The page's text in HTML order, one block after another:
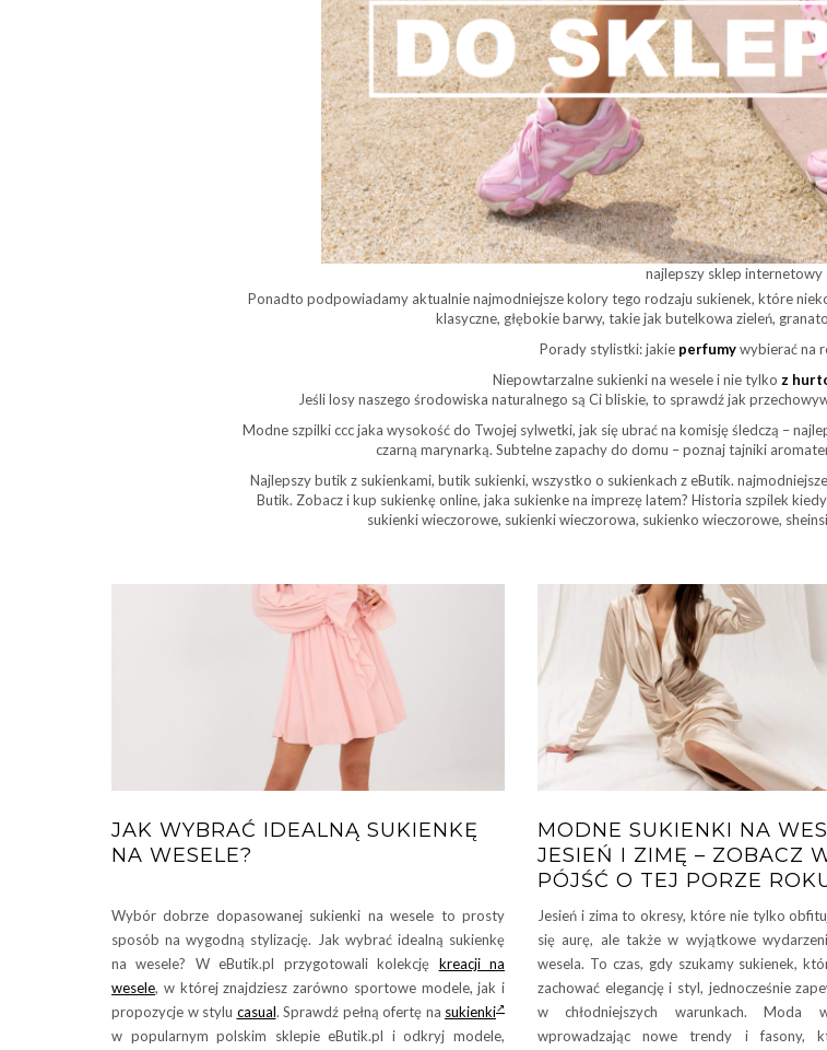
najlepszy sklep internetowy
Ponadto podpowiadamy aktualnie najmodniejsze kolory tego rodzaju sukienek, które
klasyczne, głębokie barwy, takie jak butelkowa zieleń,
Porady stylistki: jakie perfumywybierać na
Niepowtarzalne sukienki na wesele i nie tylko z
Jeśli losy naszego środowiska naturalnego są Ci bliskie, to sprawdź jak
Modne szpilki ccc jaka wysokość do Twojej sylwetki, jak się ubrać na komisję śledczą –
czarną marynarką. Subtelne zapachy do domu – poznaj tajniki
Najlepszy butik z sukienkami, butik sukienki, wszystko o sukienkach z eButik.
Butik. Zobacz i kup sukienkę online, jaka sukienke na imprezę latem? Historia szpilek
sukienki wieczorowe, sukienki wieczorowa, sukienko wieczorowe,
JAK WYBRAĆ IDEALNĄ SUKIENKĘ
NA WESELE?
Wybór dobrze dopasowanej sukienki na wesele to prosty
sposób na wygodną stylizację. Jak wybrać idealną sukienkę
na wesele? W eButik.pl przygotowali kolekcję kreacji na
wesele, w której znajdziesz zarówno sportowe modele, jak i
propozycje w stylu casual. Sprawdź pełną ofertę na sukienki
w popularnym polskim sklepie eButik.pl i odkryj modele,
MODNE SUKIENKI NA
JESIEŃ I ZIMĘ – ZOBACZ
PÓJŚĆ O TEJ PORZE
Jesień i zima to okresy, które nie tylko
się aurę, ale także w wyjątkowe
wesela. To czas, gdy szukamy sukienek,
zachować elegancję i styl, jednocześnie
w chłodniejszych warunkach. Moda
wprowadzając nowe trendy i fasony,